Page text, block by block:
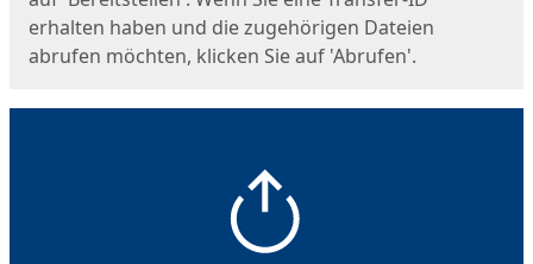
erhalten haben und die zugehörigen Dateien
abrufen möchten, klicken Sie auf 'Abrufen'.